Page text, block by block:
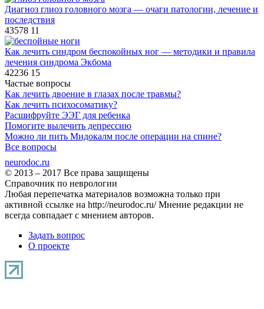
Диагноз глиоз головного мозга — очаги патологии, лечение и
последствия
43578 11
Как лечить синдром беспокойных ног — методики и правила
лечения синдрома Экбома
42236 15
Частые вопросы
Как лечить двоение в глазах после травмы?
Как лечить психосоматику?
Расшифруйте ЭЭГ для ребенка
Помогите вылечить депрессию
Можно ли пить Мидокалм после операции на спине?
Все вопросы
neurodoc.ru
© 2013 – 2017 Все права защищены
Справочник по неврологии
Любая перепечатка материалов возможна только при
активной ссылке на http://neurodoc.ru/ Мнение редакции не
всегда совпадает с мнением авторов.
Задать вопрос
О проекте